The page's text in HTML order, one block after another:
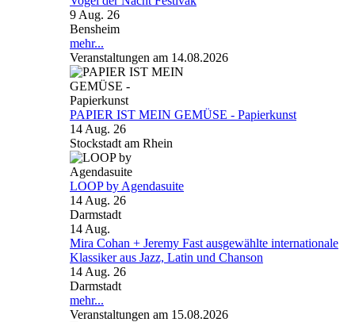
9 Aug. 26
Bensheim
mehr...
Veranstaltungen am 14.08.2026
PAPIER IST MEIN GEMÜSE - Papierkunst
14 Aug. 26
Stockstadt am Rhein
LOOP by Agendasuite
14 Aug. 26
Darmstadt
14 Aug.
Mira Cohan + Jeremy Fast ausgewählte internationale
Klassiker aus Jazz, Latin und Chanson
14 Aug. 26
Darmstadt
mehr...
Veranstaltungen am 15.08.2026